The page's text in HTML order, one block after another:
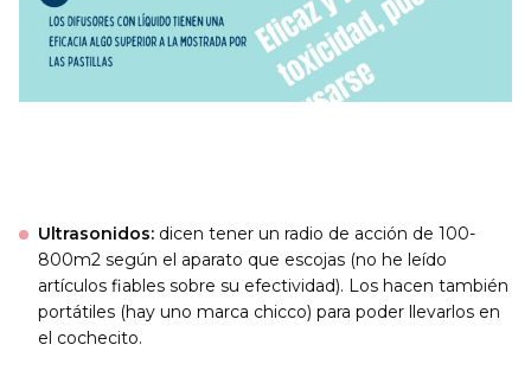
Ultrasonidos: dicen tener un radio de acción de 100-
800m2 según el aparato que escojas (no he leído
artículos fiables sobre su efectividad). Los hacen también
portátiles (hay uno marca chicco) para poder llevarlos en
el cochecito.